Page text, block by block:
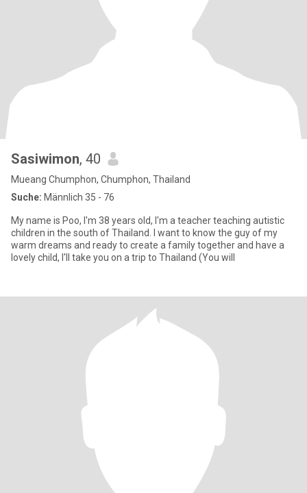
Sasiwimon, 40
Mueang Chumphon, Chumphon, Thailand
Suche: Männlich 35 - 76
My name is Poo, I'm 38 years old, I'm a teacher teaching autistic
children in the south of Thailand. I want to know the guy of my
warm dreams and ready to create a family together and have a
lovely child, I'll take you on a trip to Thailand (You will